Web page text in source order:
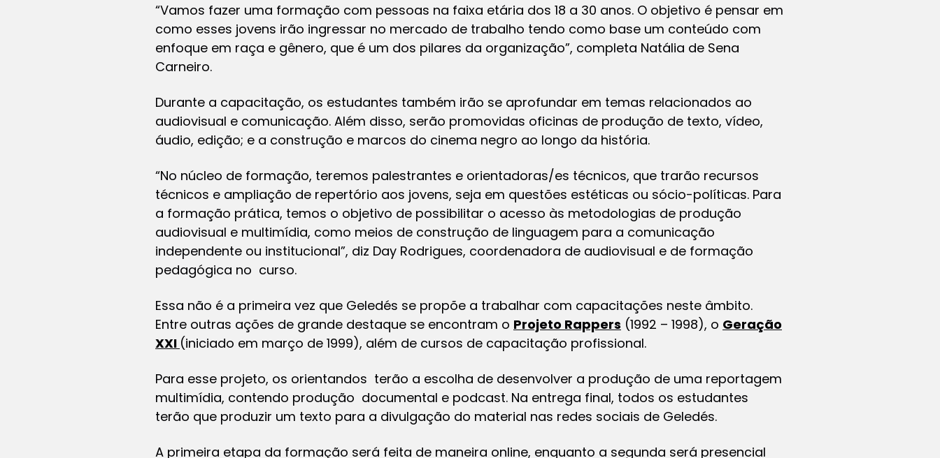
“Vamos fazer uma formação com pessoas na faixa etária dos 18 a 30 anos. O objetivo é pensar em
como esses jovens irão ingressar no mercado de trabalho tendo como base um conteúdo com
enfoque em raça e gênero, que é um dos pilares da organização”, completa Natália de Sena
Carneiro.
Durante a capacitação, os estudantes também irão se aprofundar em temas relacionados ao
audiovisual e comunicação. Além disso, serão promovidas oficinas de produção de texto, vídeo,
áudio, edição; e a construção e marcos do cinema negro ao longo da história.
“No núcleo de formação, teremos palestrantes e orientadoras/es técnicos, que trarão recursos
técnicos e ampliação de repertório aos jovens, seja em questões estéticas ou sócio-políticas. Para
a formação prática, temos o objetivo de possibilitar o acesso às metodologias de produção
audiovisual e multimídia, como meios de construção de linguagem para a comunicação
independente ou institucional”, diz Day Rodrigues, coordenadora de audiovisual e de formação
pedagógica no curso.
Essa não é a primeira vez que Geledés se propõe a trabalhar com capacitações neste âmbito.
Entre outras ações de grande destaque se encontram o Projeto Rappers (1992 – 1998), o Geração
XXI (iniciado em março de 1999), além de cursos de capacitação profissional.
Para esse projeto, os orientandos terão a escolha de desenvolver a produção de uma reportagem
multimídia, contendo produção documental e podcast. Na entrega final, todos os estudantes
terão que produzir um texto para a divulgação do material nas redes sociais de Geledés.
A primeira etapa da formação será feita de maneira online, enquanto a segunda será presencial